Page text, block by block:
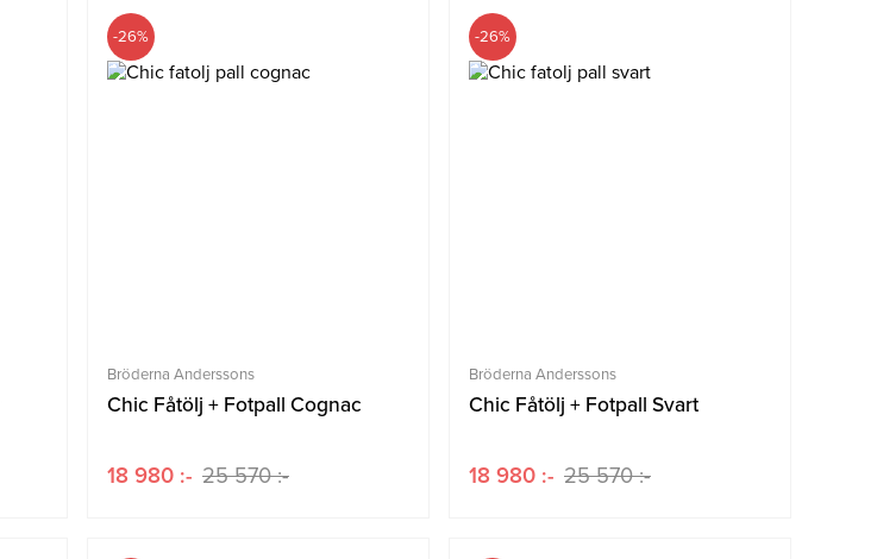
-26%
Bröderna Anderssons
Chic Fåtölj + Fotpall Cognac
18 980 :- 25 570 :-
-26%
Bröderna Anderssons
Chic Fåtölj + Fotpall Svart
18 980 :- 25 570 :-